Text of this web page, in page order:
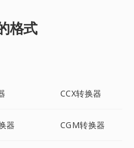
格式
CCX转换器
器 CGM转换器